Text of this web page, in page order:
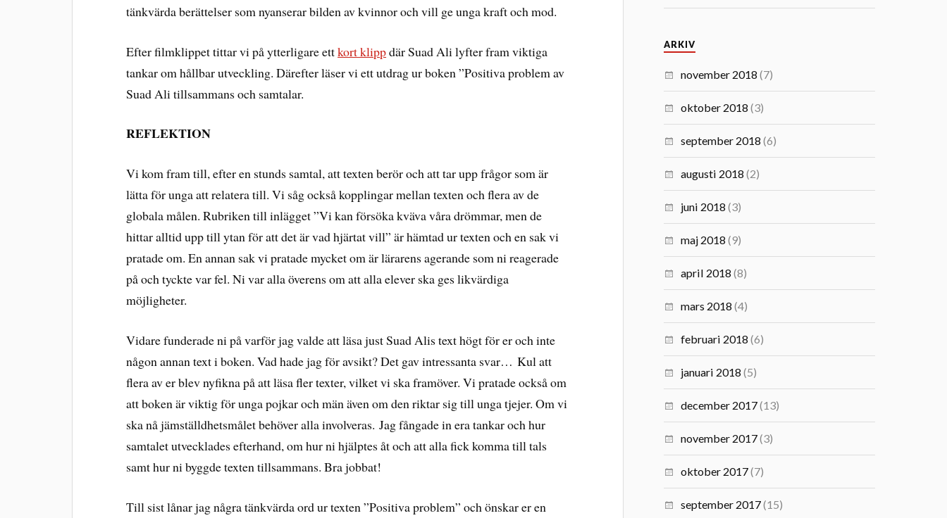
tänkvärda berättelser som nyanserar bilden av kvinnor och vill ge unga kraft och mod.
Efter filmklippet tittar vi på ytterligare ettkort klippdär Suad Ali lyfter fram viktiga
tankar om hållbar utveckling. Därefter läser vi ett utdrag ur boken ”Positiva problem av
Suad Ali tillsammans och samtalar.
REFLEKTION
Vi kom fram till, efter en stunds samtal, att texten berör och att tar upp frågor som är
lätta för unga att relatera till. Vi såg också kopplingar mellan texten och flera av de
globala målen. Rubriken till inlägget ”Vi kan försöka kväva våra drömmar, men de
hittar alltid upp till ytan för att det är vad hjärtat vill” är hämtad ur texten och en sak vi
pratade om. En annan sak vi pratade mycket om är lärarens agerande som ni reagerade
på och tyckte var fel. Ni var alla överens om att alla elever ska ges likvärdiga
möjligheter.
Vidare funderade ni på varför jag valde att läsa just Suad Alis text högt för er och inte
någon annan text i boken. Vad hade jag för avsikt? Det gav intressanta svar… Kul att
flera av er blev nyfikna på att läsa fler texter, vilket vi ska framöver. Vi pratade också om
att boken är viktig för unga pojkar och män även om den riktar sig till unga tjejer. Om vi
ska nå jämställdhetsmålet behöver alla involveras. Jag fångade in era tankar och hur
samtalet utvecklades efterhand, om hur ni hjälptes åt och att alla fick komma till tals
samt hur ni byggde texten tillsammans. Bra jobbat!
Till sist lånar jag några tänkvärda ord ur texten ”Positiva problem” och önskar er en
ARKIV
november 2018 (7)
oktober 2018 (3)
september 2018 (6)
augusti 2018 (2)
juni 2018 (3)
maj 2018 (9)
april 2018 (8)
mars 2018 (4)
februari 2018 (6)
januari 2018 (5)
december 2017(13)
november 2017(3)
oktober 2017(7)
september 2017(15)